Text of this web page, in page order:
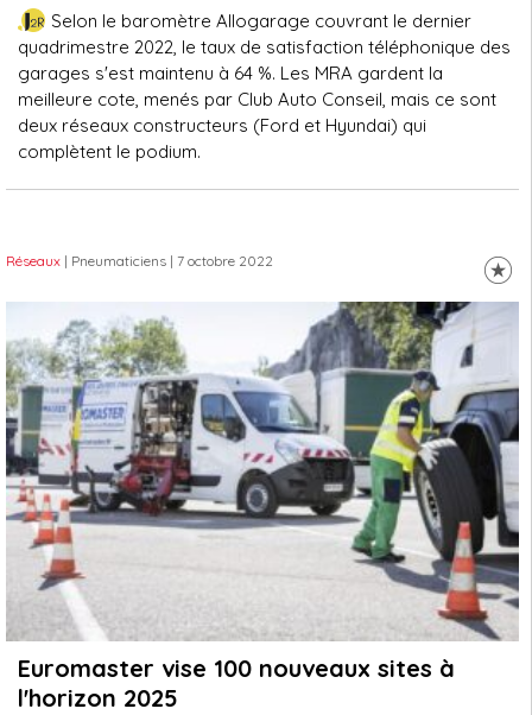
Selon le baromètre Allogarage couvrant le dernier
quadrimestre 2022, le taux de satisfaction téléphonique des
garages s'est maintenu à 64 %. Les MRA gardent la
meilleure cote, menés par Club Auto Conseil, mais ce sont
deux réseaux constructeurs (Ford et Hyundai) qui
complètent le podium.
Réseaux | Pneumaticiens | 7 octobre 2022
Euromaster vise 100 nouveaux sites à
l'horizon 2025